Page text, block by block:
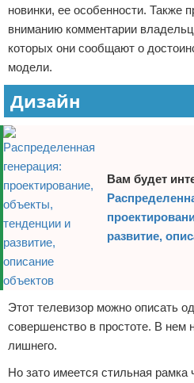
новинки, ее особенности. Также
вниманию комментарии
которых они сообщают о
модели.
Дизайн
Вам будет
развитие,
Этот телевизор можно описать
совершенство в простоте. В нем
лишнего.
Но зато имеется стильная рамка